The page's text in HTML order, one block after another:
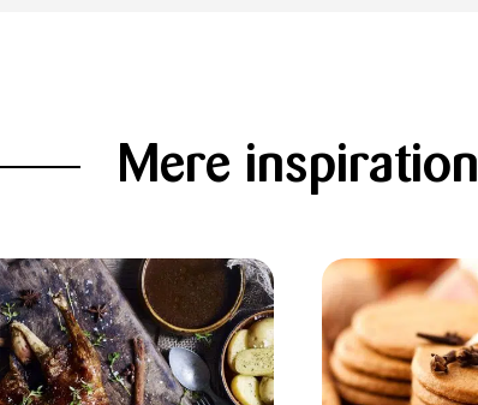
Mere inspiration